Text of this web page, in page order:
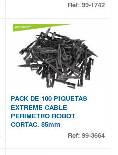
Ref: 99-1742
PACK DE 100 PIQUETAS
EXTREME CABLE
PERIMETRO ROBOT
CORTAC. 85mm
Ref: 99-3664